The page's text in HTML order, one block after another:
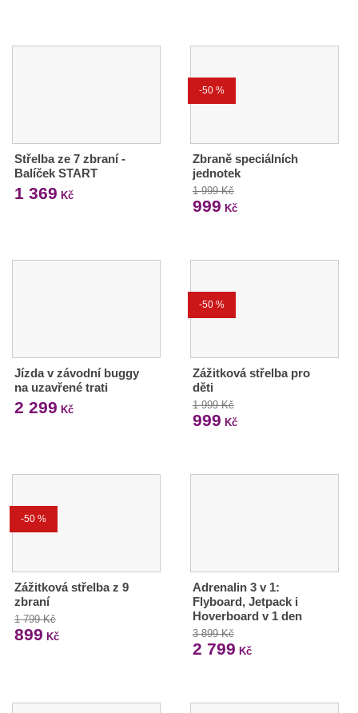
Střelba ze 7 zbraní -
Balíček START
1 369 Kč
-50 %
Zbraně speciálních
jednotek
1 999 Kč
999 Kč
Jízda v závodní buggy
na uzavřené trati
2 299 Kč
-50 %
Zážitková střelba pro
děti
1 999 Kč
999 Kč
-50 %
Zážitková střelba z 9
zbraní
1 799 Kč
899 Kč
Adrenalin 3 v 1:
Flyboard, Jetpack i
Hoverboard v 1 den
3 899 Kč
2 799 Kč